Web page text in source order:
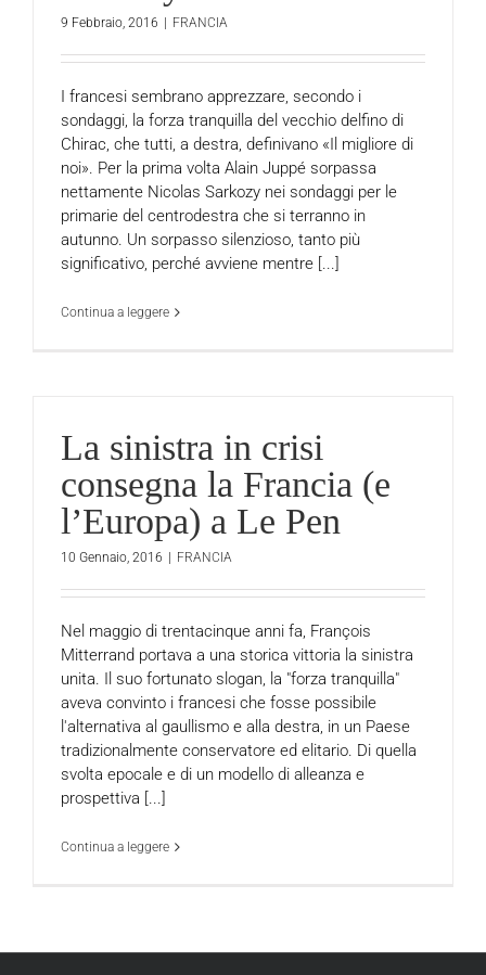
9 Febbraio, 2016 | FRANCIA
I francesi sembrano apprezzare, secondo i
sondaggi, la forza tranquilla del vecchio delfino di
Chirac, che tutti, a destra, definivano «Il migliore di
noi». Per la prima volta Alain Juppé sorpassa
nettamente Nicolas Sarkozy nei sondaggi per le
primarie del centrodestra che si terranno in
autunno. Un sorpasso silenzioso, tanto più
significativo, perché avviene mentre [...]
Continua a leggere
La sinistra in crisi
consegna la Francia (e
l’Europa) a Le Pen
10 Gennaio, 2016 | FRANCIA
Nel maggio di trentacinque anni fa, François
Mitterrand portava a una storica vittoria la sinistra
unita. Il suo fortunato slogan, la "forza tranquilla"
aveva convinto i francesi che fosse possibile
l'alternativa al gaullismo e alla destra, in un Paese
tradizionalmente conservatore ed elitario. Di quella
svolta epocale e di un modello di alleanza e
prospettiva [...]
Continua a leggere